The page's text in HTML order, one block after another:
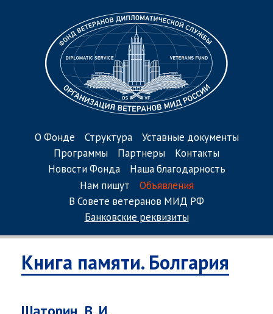
О Фонде Структура
Уставные документы
Программы
Партнеры
Контакты
Новости Фонда
Наша благодарность
Нам пишут
Объявления
В Совете ветеранов МИД РФ
Банковские реквизиты
Книга памяти. Болгария